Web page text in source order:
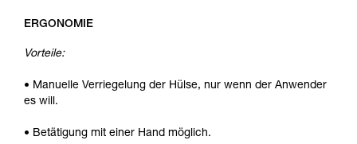
ERGONOMIE
Vorteile:
• Manuelle Verriegelung der Hülse, nur wenn der Anwender
es will.
• Betätigung mit einer Hand möglich.